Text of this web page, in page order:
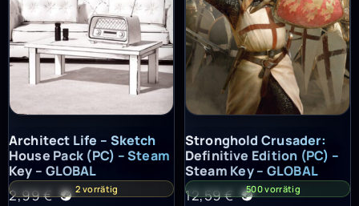
Architect Life – Sketch House Pack (PC) – Steam Key – GLOBAL
Architect Life – Sketch
House Pack (PC) – Steam
Key – GLOBAL
2,99€ 2 vorrätig
Stronghold Crusader: Definitive
Stronghold Crusader:
Definitive Edition (PC) –
Steam Key – GLOBAL
12,59€ 500 vorrätig